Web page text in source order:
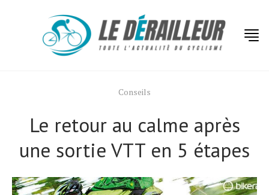
Conseils
Le retour au calme après
une sortie VTT en 5 étapes